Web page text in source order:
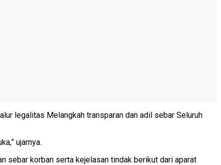
legalitas Melangkah transparan dan adil sebar Seluruh
ujarnya.
sebar korban serta kejelasan tindak berikut dari aparat